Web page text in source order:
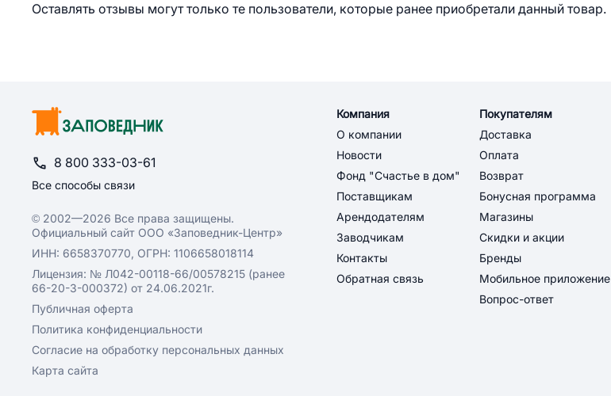
Оставлять отзывы могут только те пользователи, которые ранее приобретали данный товар.
8 800 333-03-61
Все способы связи
© 2002—2026 Все права защищены.
Официальный сайт ООО «Заповедник-Центр»
ИНН: 6658370770, ОГРН: 1106658018114
Лицензия: № Л042-00118-66/00578215 (ранее
66-20-3-000372) от 24.06.2021г.
Публичная оферта
Политика конфиденциальности
Согласие на обработку персональных данных
Карта сайта
Компания
О компании
Новости
Фонд "Счастье в дом"
Поставщикам
Арендодателям
Заводчикам
Контакты
Обратная связь
Покупателям
Доставка
Оплата
Возврат
Бонусная программа
Магазины
Скидки и акции
Бренды
Мобильное приложение
Вопрос-ответ